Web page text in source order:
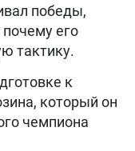
победы,
его
тактику.
к
который он
чемпиона